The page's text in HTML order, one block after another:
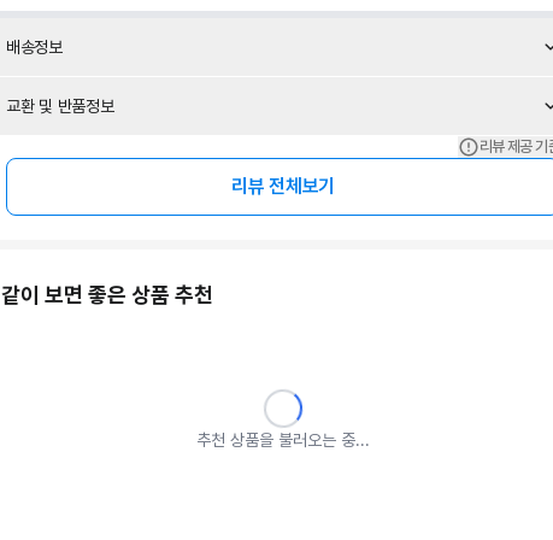
배송정보
교환 및 반품정보
리뷰 제공 기
리뷰 전체보기
같이 보면 좋은 상품 추천
추천 상품을 불러오는 중...